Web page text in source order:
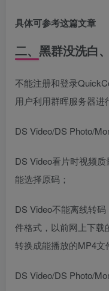
具体可参考这篇文章
二、黑群没洗白
不能注册和登录
用户利用群晖服务器进
DS Video/DS Photo/
DS Video看片时视频
能选择原码；
DS Video不能离线转
件格式，以前网上下载
转换成能播放的MP4文
DS Video/DS Photo/